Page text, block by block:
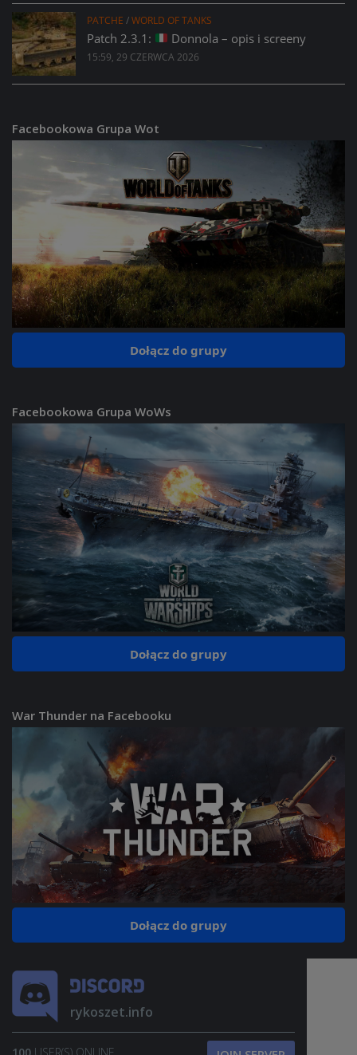
PATCHE /WORLD OF TANKS
Patch 2.3.1: Donnola – opis i screeny
15:59, 29 CZERWCA 2026
Facebookowa Grupa Wot
Dołącz do grupy
Facebookowa Grupa WoWs
Dołącz do grupy
War Thunder na Facebooku
Dołącz do grupy
rykoszet.info